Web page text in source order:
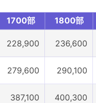
1700部 1800部
228,900 236,600
279,600 290,100
387,100 400,300